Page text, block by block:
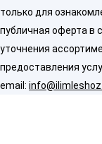
только для
публичная оферта в
уточнения
предоставления
email: